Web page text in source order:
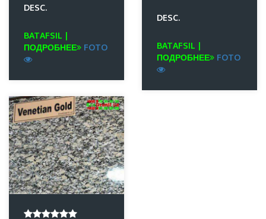
DESC.
BATAFSIL |
ПОДРОБНЕЕ
FOTO
DESC.
BATAFSIL |
ПОДРОБНЕЕ
FOTO